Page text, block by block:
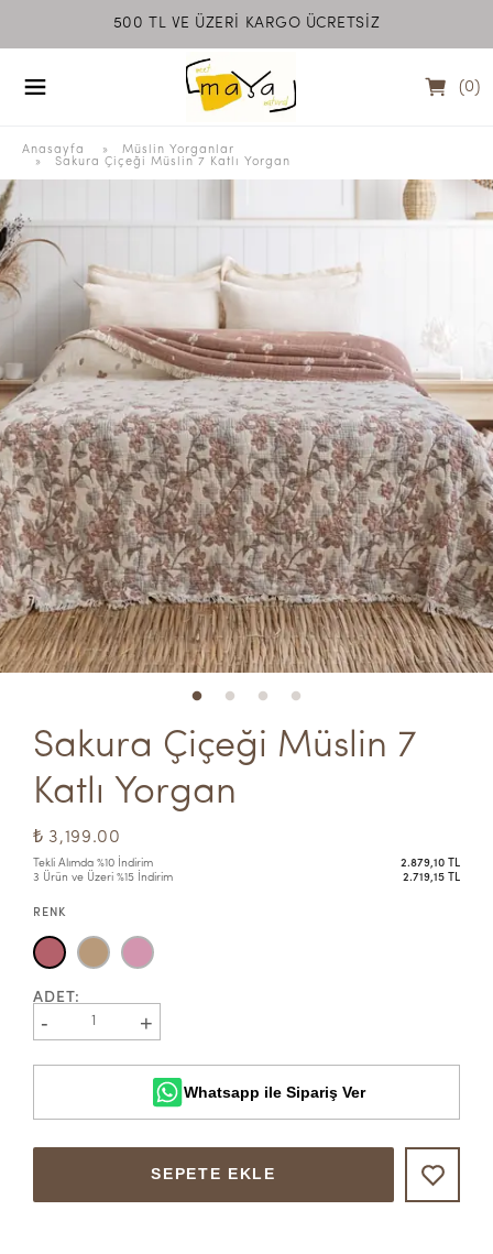
500 TL VE ÜZERİ KARGO ÜCRETSİZ
MEET MAYA
(0)
Anasayfa » Müslin Yorganlar
» Sakura Çiçeği Müslin 7 Katlı Yorgan
Sakura Çiçeği Müslin 7
Katlı Yorgan
₺ 3,199.00
Tekli Alımda %10 İndirim
2.879,10 TL
3 Ürün ve Üzeri %15 İndirim
2.719,15 TL
RENK
ADET:
- 1 +
Whatsapp ile Sipariş Ver
SEPETE EKLE